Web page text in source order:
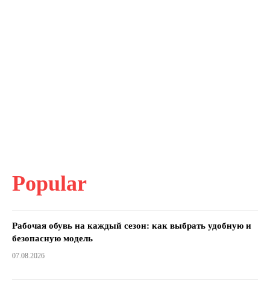
Popular
Рабочая обувь на каждый сезон: как выбрать удобную и
безопасную модель
07.08.2026